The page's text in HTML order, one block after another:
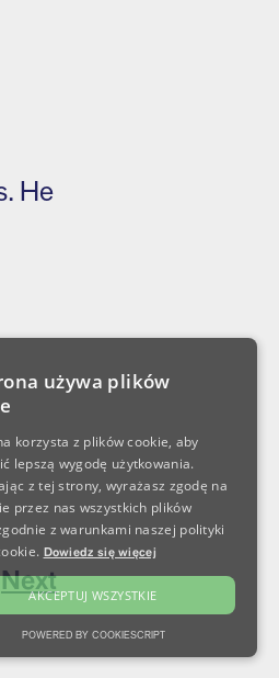
He
Next
używa plików
korzysta z plików cookie, aby
lepszą wygodę użytkowania.
z tej strony, wyrażasz zgodę na
przez nas wszystkich plików
z warunkami naszej polityki
Dowiedz się więcej
AKCEPTUJ WSZYSTKIE
POWERED BY COOKIESCRIPT